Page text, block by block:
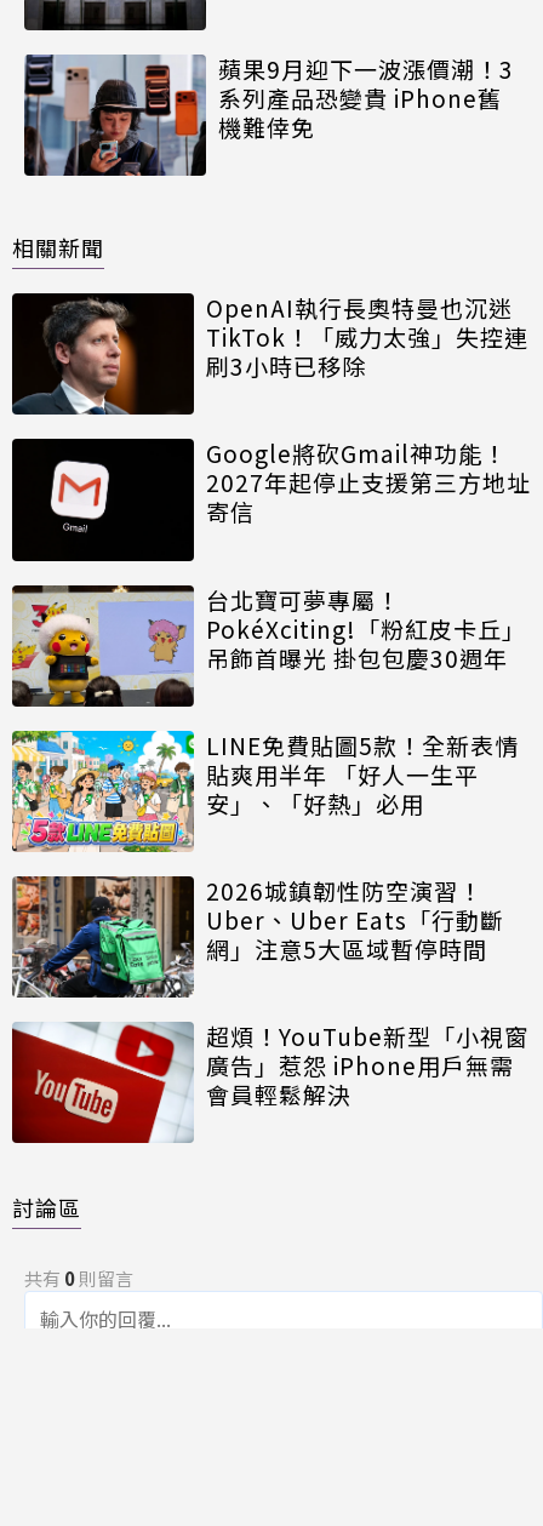
蘋果9月迎下一波漲價潮！3
系列產品恐變貴 iPhone舊
機難倖免
相關新聞
OpenAI執行長奧特曼也沉迷
TikTok！「威力太強」失控連
刷3小時已移除
Google將砍Gmail神功能！
2027年起停止支援第三方地址
寄信
台北寶可夢專屬！
PokéXciting!「粉紅皮卡丘」
吊飾首曝光 掛包包慶30週年
LINE免費貼圖5款！全新表情
貼爽用半年 「好人一生平
安」、「好熱」必用
2026城鎮韌性防空演習！
Uber、Uber Eats「行動斷
網」注意5大區域暫停時間
超煩！YouTube新型「小視窗
廣告」惹怨 iPhone用戶無需
會員輕鬆解決
討論區
共有 0則留言